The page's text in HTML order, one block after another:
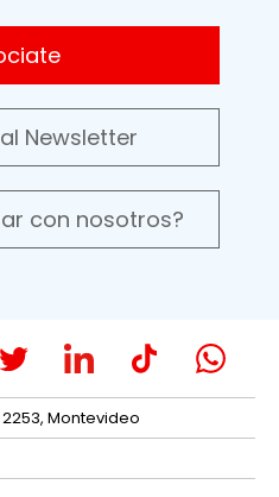
Newsletter
con nosotros?
Montevideo